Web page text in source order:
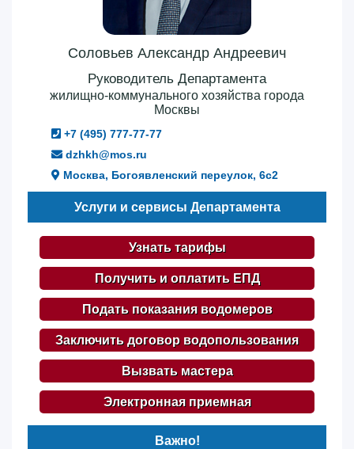
Соловьев Александр Андреевич
Руководитель Департамента
жилищно-коммунального хозяйства города
Москвы
+7 (495) 777-77-77
dzhkh@mos.ru
Москва, Богоявленский переулок, 6с2
Услуги и сервисы Департамента
Узнать тарифы
Получить и оплатить ЕПД
Подать показания водомеров
Заключить договор водопользования
Вызвать мастера
Электронная приемная
Важно!